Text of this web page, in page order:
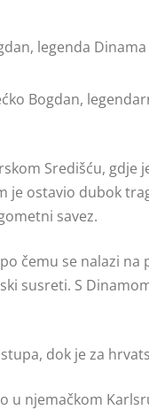
Bogdan,
Središću,
je ostavio dubok
savez.
čemu se nalazi
susreti. S
dok je za
u njemačkom